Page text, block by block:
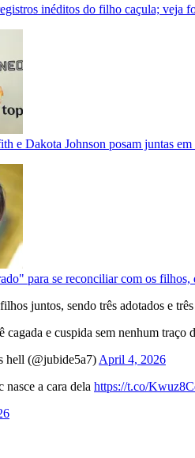
inéditos do filho caçula; veja
e Dakota Johnson posam juntas em
para se reconciliar com os filhos,
juntos, sendo três adotados e
cagada e cuspida sem nenhum
hell (@jubide5a7) April 4, 2026
nasce a cara dela https://t.co/